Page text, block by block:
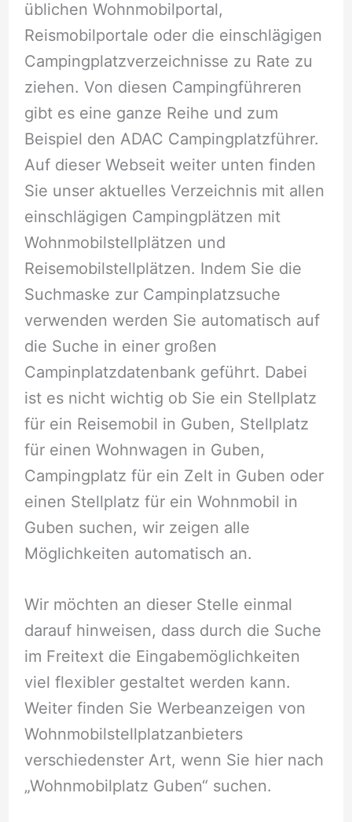
üblichen Wohnmobilportal,
Reismobilportale oder die einschlägigen
Campingplatzverzeichnisse zu Rate zu
ziehen. Von diesen Campingführeren
gibt es eine ganze Reihe und zum
Beispiel den ADAC Campingplatzführer.
Auf dieser Webseit weiter unten finden
Sie unser aktuelles Verzeichnis mit allen
einschlägigen Campingplätzen mit
Wohnmobilstellplätzen und
Reisemobilstellplätzen. Indem Sie die
Suchmaske zur Campinplatzsuche
verwenden werden Sie automatisch auf
die Suche in einer großen
Campinplatzdatenbank geführt. Dabei
ist es nicht wichtig ob Sie ein Stellplatz
für ein Reisemobil in Guben, Stellplatz
für einen Wohnwagen in Guben,
Campingplatz für ein Zelt in Guben oder
einen Stellplatz für ein Wohnmobil in
Guben suchen, wir zeigen alle
Möglichkeiten automatisch an.
Wir möchten an dieser Stelle einmal
darauf hinweisen, dass durch die Suche
im Freitext die Eingabemöglichkeiten
viel flexibler gestaltet werden kann.
Weiter finden Sie Werbeanzeigen von
Wohnmobilstellplatzanbieters
verschiedenster Art, wenn Sie hier nach
„Wohnmobilplatz Guben“ suchen.